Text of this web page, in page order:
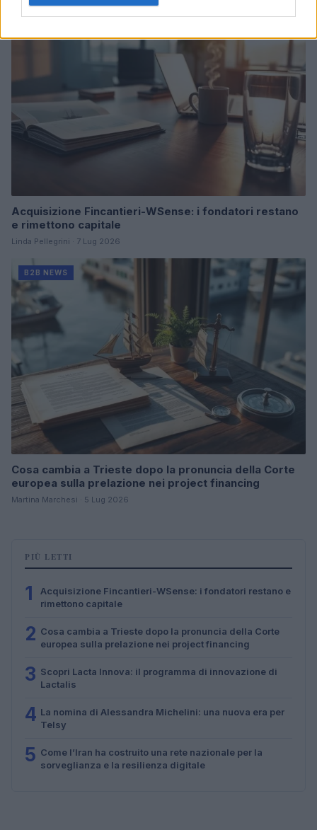
Acquisizione Fincantieri-WSense: i fondatori restano
e rimettono capitale
Linda Pellegrini · 7 Lug 2026
B2B NEWS
Cosa cambia a Trieste dopo la pronuncia della Corte
europea sulla prelazione nei project financing
Martina Marchesi · 5 Lug 2026
PIÙ LETTI
1
Acquisizione Fincantieri-WSense: i fondatori restano e
rimettono capitale
2 Cosa cambia a Trieste dopo la pronuncia della Corte
europea sulla prelazione nei project financing
3 Scopri Lacta Innova: il programma di innovazione di
Lactalis
4 La nomina di Alessandra Michelini: una nuova era per
Telsy
5 Come l’Iran ha costruito una rete nazionale per la
sorveglianza e la resilienza digitale